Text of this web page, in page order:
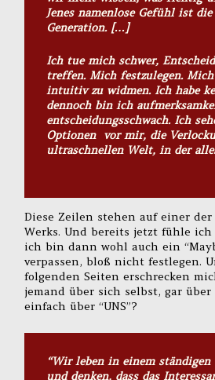
Jenes namenlose Gefühl ist
Generation. […]
Ich tue mich schwer,
treffen. Mich festzulegen. Mich
intuitiv zu widmen. Ich habe
dennoch bin ich
entscheidungsschwach. Ich
Optionen vor mir, die
ultraschnellen Welt, in der
Diese Zeilen stehen auf einer
Werks. Und bereits jetzt fühle ich
ich bin dann wohl auch ein
verpassen, bloß nicht festlegen.
folgenden Seiten erschrecken
jemand über sich selbst, gar
einfach über “UNS”?
“Wir leben in einem
und denken, dass das